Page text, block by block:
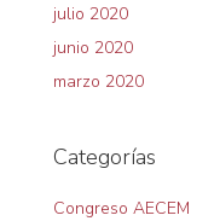
julio 2020
junio 2020
marzo 2020
Categorías
Congreso AECEM